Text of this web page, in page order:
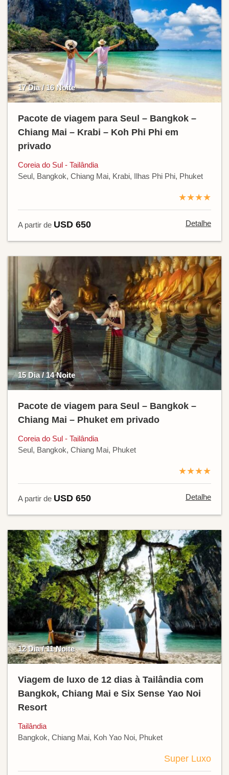
17 Dia / 16 Noite
Pacote de viagem para Seul – Bangkok –
Chiang Mai – Krabi – Koh Phi Phi em
privado
Coreia do Sul - Tailândia
Seul, Bangkok, Chiang Mai, Krabi, Ilhas Phi Phi, Phuket
★★★★
A partir de USD 650 Detalhe
15 Dia / 14 Noite
Pacote de viagem para Seul – Bangkok –
Chiang Mai – Phuket em privado
Coreia do Sul - Tailândia
Seul, Bangkok, Chiang Mai, Phuket
★★★★
A partir de USD 650 Detalhe
12 Dia / 11 Noite
Viagem de luxo de 12 dias à Tailândia com
Bangkok, Chiang Mai e Six Sense Yao Noi
Resort
Tailândia
Bangkok, Chiang Mai, Koh Yao Noi, Phuket
Super Luxo